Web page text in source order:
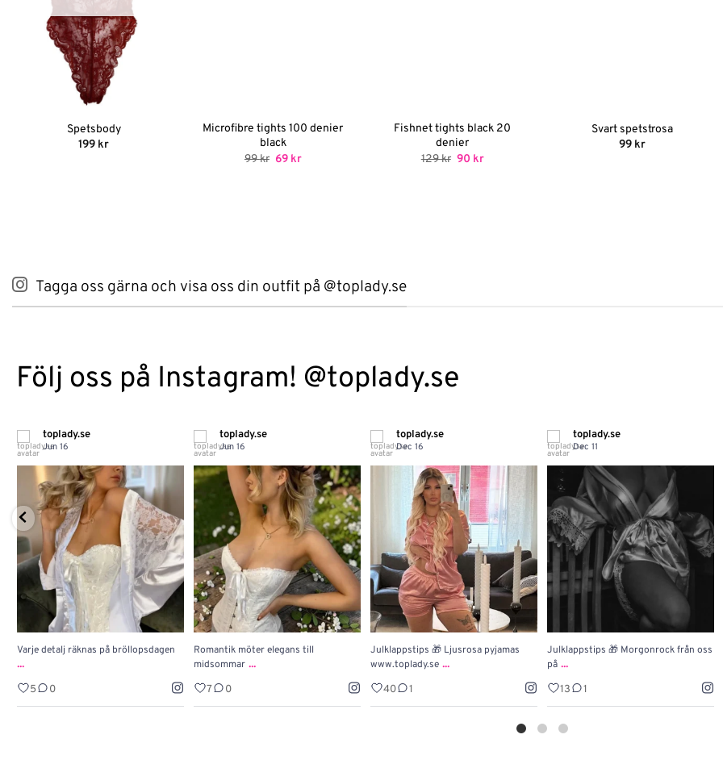
Spetsbody
199 kr
Microfibre tights 100 denier
black
99kr Det
69 krDet
Fishnet tights black 20
denier
129kr Det
90 krDet
Svart spetstrosa
99 kr
Tagga oss gärna och visa oss din outfit på @toplady.se
Följ oss på Instagram! @toplady.se
toplady.se
Jun 16
Varje detalj räknas på bröllopsdagen
...
5 0
toplady.se
Jun 16
Romantik möter elegans till
midsommar ...
7 0
toplady.se
Dec 16
Julklappstips 🎁 Ljusrosa pyjamas
www.toplady.se ...
40 1
toplady.se
Dec 11
Julklappstips 🎁 Morgonrock från oss
på ...
13 1